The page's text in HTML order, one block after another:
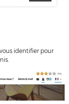
identifier pour